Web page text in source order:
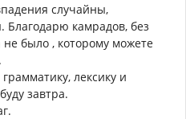
случайны,
Благодарю камрадов, без
было , которому можете
лексику и
завтра.